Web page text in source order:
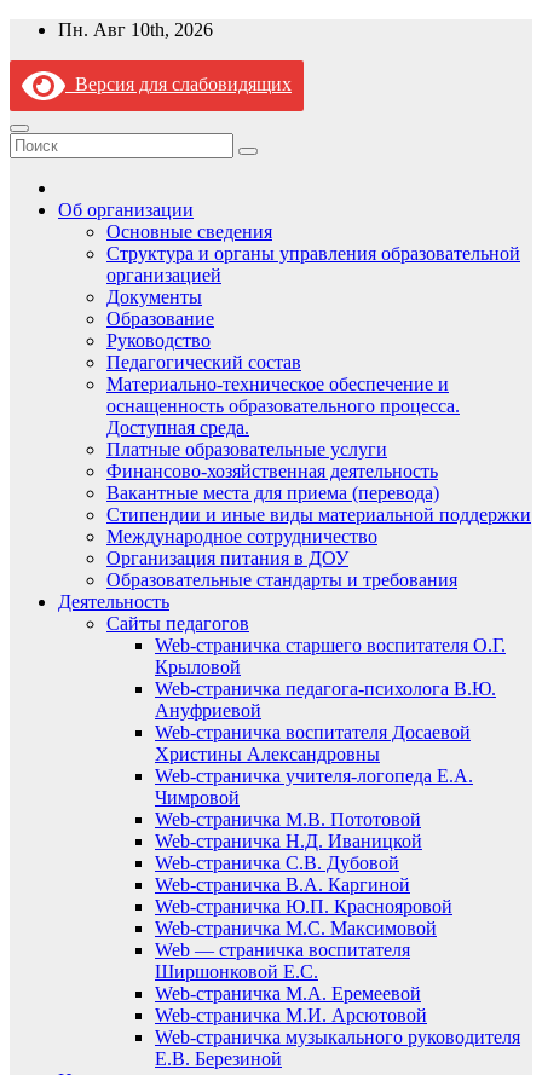
Перейти
содержимому
Пн. Авг 10th, 2026
Версия для слабовидящих
Об организации
Основные сведения
Структура и органы управления образовательной
организацией
Документы
Образование
Руководство
Педагогический состав
Материально-техническое обеспечение и
оснащенность образовательного процесса.
Доступная среда.
Платные образовательные услуги
Финансово-хозяйственная деятельность
Вакантные места для приема (перевода)
Стипендии и иные виды материальной поддержки
Международное сотрудничество
Организация питания в ДОУ
Образовательные стандарты и требования
Деятельность
Сайты педагогов
Web-страничка старшего воспитателя О.Г.
Крыловой
Web-страничка педагога-психолога В.Ю.
Ануфриевой
Web-страничка воспитателя Досаевой
Христины Александровны
Web-страничка учителя-логопеда Е.А.
Чимровой
Web-страничка М.В. Пототовой
Web-страничка Н.Д. Иваницкой
Web-страничка С.В. Дубовой
Web-страничка В.А. Каргиной
Web-страничка Ю.П. Краснояровой
Web-страничка М.С. Максимовой
Web — страничка воспитателя
Ширшонковой Е.С.
Web-страничка М.А. Еремеевой
Web-страничка М.И. Арсютовой
Web-страничка музыкального руководителя
Е.В. Березиной